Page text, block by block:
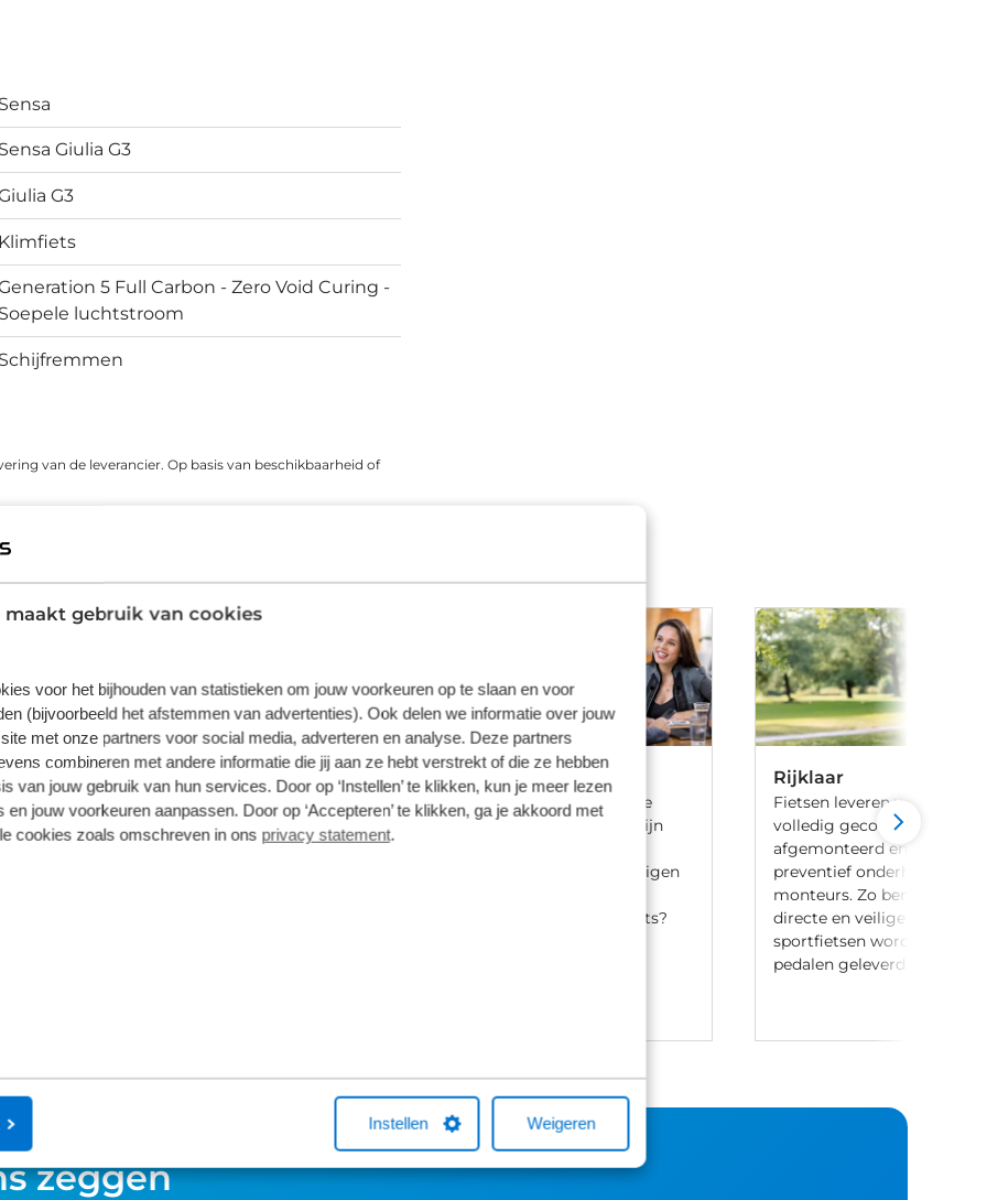
maakt gebruik van cookies
voor het bijhouden van statistieken om jouw voorkeuren op te slaan en voor
(bijvoorbeeld het afstemmen van advertenties). Ook delen we informatie over jouw
met onze partners voor social media, adverteren en analyse. Deze partners
combineren met andere informatie die jij aan ze hebt verstrekt of die ze hebben
van jouw gebruik van hun services. Door op ‘Instellen’ te klikken, kun je meer lezen
jouw voorkeuren aanpassen. Door op ‘Accepteren’ te klikken, ga je akkoord met
cookies zoals omschreven in ons privacy statement.
Instellen Weigeren
nou de vlakke polder is of zelfs het
model
racefiets. Vertrouwen in jouw remmen op
zadel en de overige onderdelen van
je over een nette en complete racefiets.
dan 9 kilo.
Sensa
Sensa Giulia G3
G3
Klimfiets
5 Full Carbon - Zero Void Curing -
Soepele luchtstroom
Schijfremmen
van de leverancier. Op basis van beschikbaarheid of
Kingpolis voor Broekhuis
sluit je af in één van de
Broekhuis-fietsenwinkels of telefonisch
Fietslease
Bij Broekhuis ben je aan het goede
adres om een fiets te leasen. Wij zijn
aangesloten bij meerdere lease
maatschappijen en hebben onze eigen
vragen over het leasen van een fiets?
Rijklaar
Fietsen leveren we 100%
volledig gecontroleerd,
afgemonteerd en voorzien
preventief onderhoud door
monteurs. Zo ben je
directe en veilige ritten. Let
sportfietsen worden
pedalen geleverd.
zeggen